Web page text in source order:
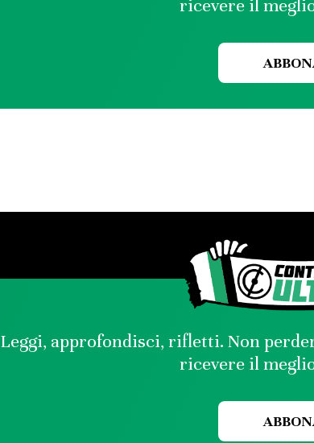
ricevere il
Leggi, approfondisci, rifletti. Non
ricevere il